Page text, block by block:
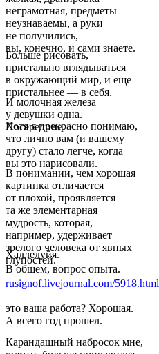
неграмотная, предметы
неузнаваемы, а руки
не получились, —
вы, конечно, и сами знаете.
Больше рисовать,
пристально вглядываться
в окружающий мир, и еще
пристальнее — в себя.
И молочная железа
у девушки одна.
Посередине.
Хотя я прекрасно понимаю,
что лично вам (и вашему
другу) стало легче, когда
вы это нарисовали.
В понимании, чем хорошая
картинка отличается
от плохой, проявляется
та же элементарная
мудрость, которая,
например, удерживает
зрелого человека от явных
глупостей.
Халлелуйя.
В общем, вопрос опыта.
rusignof.livejournal.com/5918.html
это ваша работа? Хорошая.
А всего год прошел.
Карандашный набросок мне,